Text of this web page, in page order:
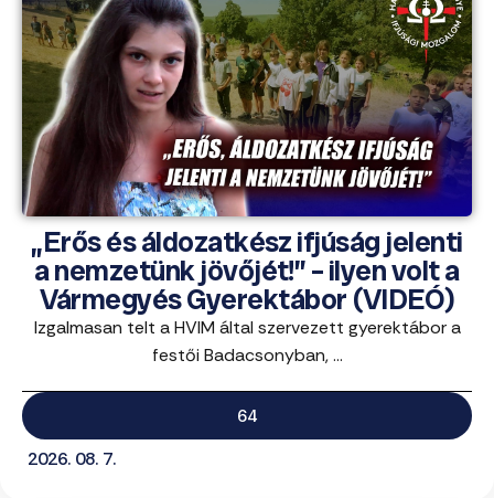
„Erős és áldozatkész ifjúság jelenti
a nemzetünk jövőjét!” – ilyen volt a
Vármegyés Gyerektábor (VIDEÓ)
Izgalmasan telt a HVIM által szervezett gyerektábor a
festői Badacsonyban, ...
64
2026. 08. 7.